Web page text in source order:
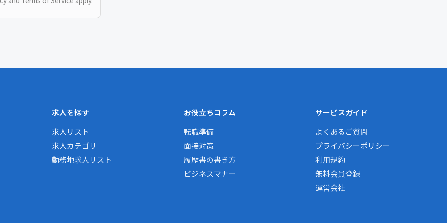
求人を探す
求人リスト
求人カテゴリ
勤務地求人リスト
お役立ちコラム
転職準備
面接対策
履歴書の書き方
ビジネスマナー
サービスガイド
よくあるご質問
プライバシーポリシー
利用規約
無料会員登録
運営会社